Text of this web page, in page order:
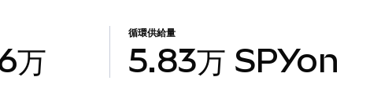
万
循環供給量
5.83万 SPYon